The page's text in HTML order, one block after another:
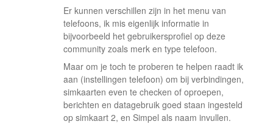
Er kunnen verschillen zijn in het menu van
telefoons, ik mis eigenlijk informatie in
bijvoorbeeld het gebruikersprofiel op deze
community zoals merk en type telefoon.
Maar om je toch te proberen te helpen raadt ik
aan (instellingen telefoon) om bij verbindingen,
simkaarten even te checken of oproepen,
berichten en datagebruik goed staan ingesteld
op simkaart 2, en Simpel als naam invullen.